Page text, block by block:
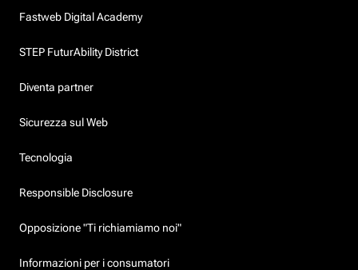
Fastweb Digital Academy
STEP FuturAbility District
Diventa partner
Sicurezza sul Web
Tecnologia
Responsible Disclosure
Opposizione "Ti richiamiamo noi"
Informazioni per i consumatori